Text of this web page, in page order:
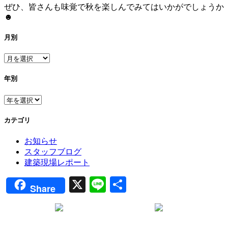
ぜひ、皆さんも味覚で秋を楽しんでみてはいかがでしょうか
☻
月別
年別
カテゴリ
お知らせ
スタッフブログ
建築現場レポート
Share X Line